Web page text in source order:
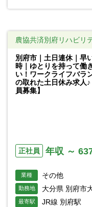
農協共済別府リハビリ
別府市｜土日連休｜早
時｜ゆとりを持って働
い！ワークライフバラ
の取れた土日休み求人
員募集】
正社員 年収 ～
業種 その他
勤務地 大分県 別府市
最寄駅 JR線 別府駅